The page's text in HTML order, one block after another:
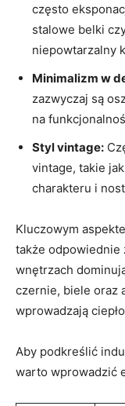
często
stalowe belki
niepowtarzalny
Minimalizm w
zazwyczaj są
na
Styl vintage:
vintage, takie
charakteru i
Kluczowym
także odpowiednie
wnętrzach
czernie, biele oraz
wprowadzają
Aby podkreślić
warto wprowadzić